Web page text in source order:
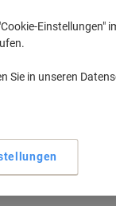
Dymo M2 Digitale
Schwarz
Einstellungen"
Sie in unseren